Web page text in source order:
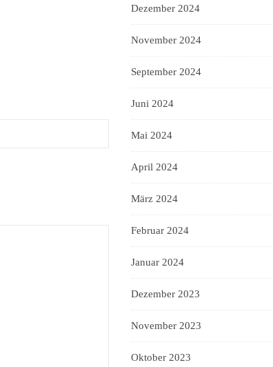
Dezember 2024
November 2024
September 2024
Juni 2024
Mai 2024
April 2024
März 2024
Februar 2024
Januar 2024
Dezember 2023
November 2023
Oktober 2023